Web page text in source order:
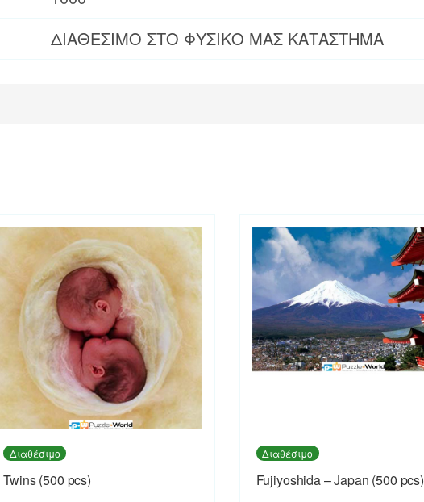
ΔΙΑΘΕΣΙΜΟ ΣΤΟ ΦΥΣΙΚΟ ΜΑΣ ΚΑΤΑΣΤΗΜΑ
Διαθέσιμο
Twins (500 pcs)
Διαθέσιμο
Fujiyoshida – Japan (500 pcs)